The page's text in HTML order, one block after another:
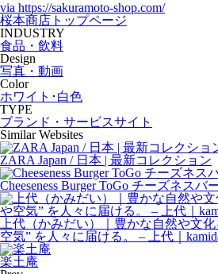
via https://sakuramoto-shop.com/
桜本商店トップページ
INDUSTRY
食品・飲料
Design
写真・動画
Color
ホワイト･白色
TYPE
ブランド・サービスサイト
Similar Websites
ZARA Japan / 日本 | 最新コレクション
Cheeseness Burger ToGo チーズネスバ
上代（かみだい）｜豊かな自然や文
空気” を人々に届ける。 – 上代｜
楽土庵